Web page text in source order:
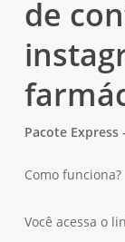
de
Pacote
Como funciona?
Você acessa o